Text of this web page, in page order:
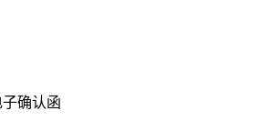
子确认函